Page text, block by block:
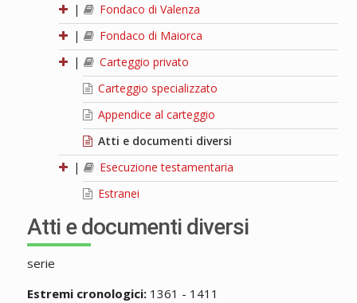
|
Fondaco di Valenza
|
Fondaco di Maiorca
|
Carteggio privato
Carteggio specializzato
Appendice al carteggio
Atti e documenti diversi
|
Esecuzione testamentaria
Estranei
Atti e documenti diversi
serie
Estremi cronologici:1361 - 1411